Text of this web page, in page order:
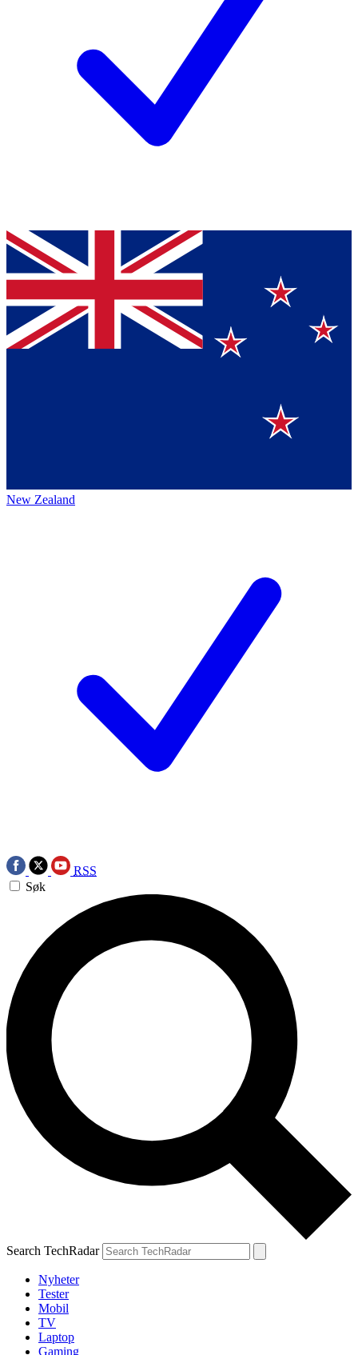
New Zealand
RSS
Søk
Search TechRadar
Nyheter
Tester
Mobil
TV
Laptop
Gaming